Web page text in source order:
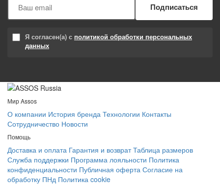
Подписаться
Я согласен(а) с политикой обработки персональных
данных
Мир Assos
О компании История бренда Технологии Контакты
Сотрудничество Новости
Помощь
Доставка и оплата Гарантия и возврат Таблица размеров
Служба поддержки Программа лояльности Политика
конфиденциальности Публичная оферта Согласие на
обработку ПНд Политика cookie